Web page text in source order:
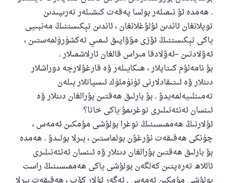
. ھەمدە ئۇ نىمىلەر بولسا پەقەت كىشىلەر تەرىپىدىن
توپلانغان ئاندىن ئۇلۇغلانغان ، ئاندىن تېكىستنىڭ مەنبىيى
ياكى تېكىستنىڭ ئۆزى مۇۋاپىق ئىمىي تەكشۈرۈلمەستىن ،
ئەۋلادتىن –ئەۋلادقا مىراس قالغان ئارلاشمىلار .
بۇ نامەلۇم كىتاپلار ، ھىكايىلەر ۋە قارغۇلارچە دوراشلار
دىنلار ۋە ئىتىقادلارنى ئۈنۈملۈك ئىسپاتلار بىلەن
تەمىنلىيەلمەيدۇ . بۇ بارلىق ھەقتىن بۇرالغان دىنلار ۋە
ئىنسان ئەنئەنىلىرى توغرىمۇ ياكى خاتا؟
ئۇلارنىڭ ھەممىسىنىڭ توغرا بولۇشى مۇمكىن ئەمەس ،
چۈنكى ھەقىقەت نۇرغۇن بولماستىن ، بىرلا بولىدۇ . ھەمدە
بۇ بارلىق ھەقتىن بۇرالغان دىنلار ۋە ئىنسان ئەنئەنىلىرى
ئاللاھ تەرەپتىن كەلگەن بولۇشى ياكى ھەممىسىنىڭ راست